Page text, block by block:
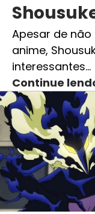
Apesar de
anime,
interessantes…
Continue